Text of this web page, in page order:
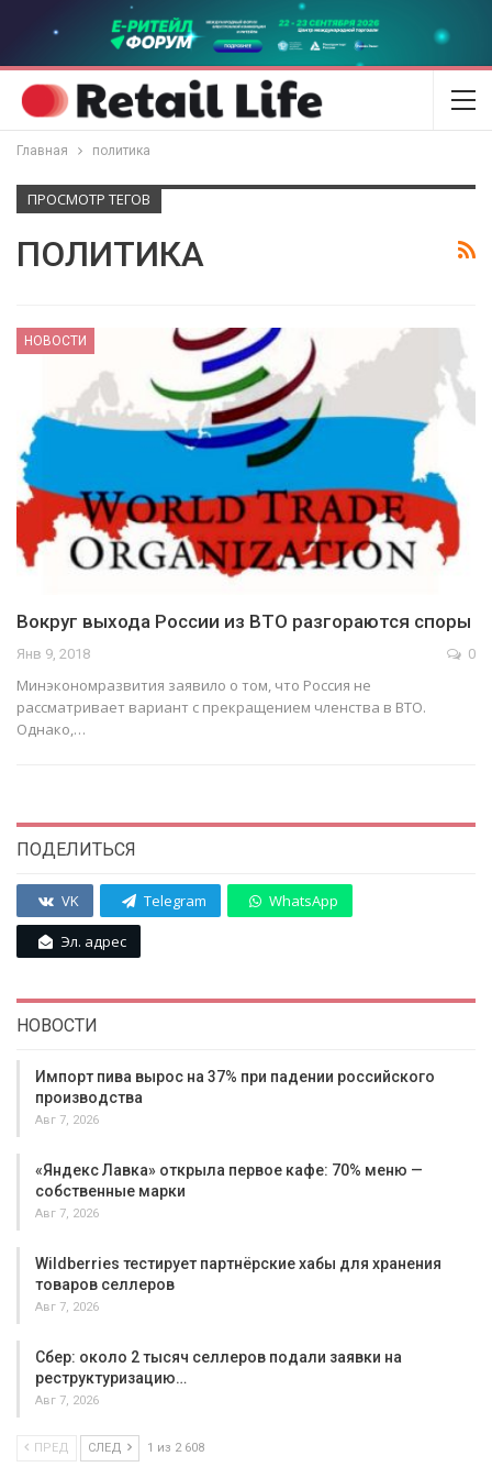
Главная политика
ПРОСМОТР ТЕГОВ
ПОЛИТИКА
НОВОСТИ
Вокруг выхода России из ВТО разгораются споры
Янв 9, 2018 0
Минэкономразвития заявило о том, что Россия не
рассматривает вариант с прекращением членства в ВТО.
Однако,…
ПОДЕЛИТЬСЯ
VK Telegram WhatsApp
Эл. адрес
НОВОСТИ
Импорт пива вырос на 37% при падении российского
производства
Авг 7, 2026
«Яндекс Лавка» открыла первое кафе: 70% меню —
собственные марки
Авг 7, 2026
Wildberries тестирует партнёрские хабы для хранения
товаров селлеров
Авг 7, 2026
Сбер: около 2 тысяч селлеров подали заявки на
реструктуризацию…
Авг 7, 2026
ПРЕД СЛЕД 1 из 2 608